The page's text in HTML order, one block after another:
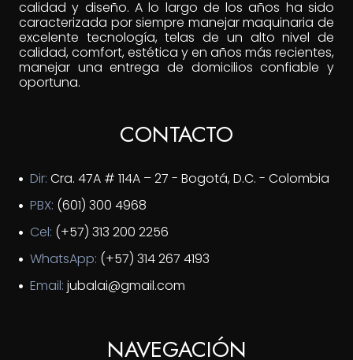
calidad y diseño. A lo largo de los años ha sido
caracterizada por siempre manejar maquinaria de
excelente tecnología, telas de un alto nivel de
calidad, comfort, estética y en años más recientes,
manejar una entrega de domicilios confiable y
oportuna.
CONTACTO
Dir: Cra. 47A # 114A – 27 - Bogotá, D.C. - Colombia
PBX: (601) 300 4968
Cel: (+57) 313 200 2256
WhatsApp: (+57) 314 267 4193
Email: jubalai@gmail.com
NAVEGACIÓN